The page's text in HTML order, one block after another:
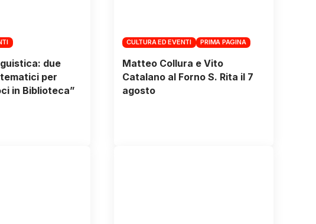
due
per
in Biblioteca”
CULTURA ED EVENTI PRIMA PAGINA
Matteo Collura e Vito
Catalano al Forno S. Rita il 7
agosto